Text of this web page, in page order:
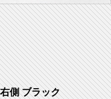
側 ブラック